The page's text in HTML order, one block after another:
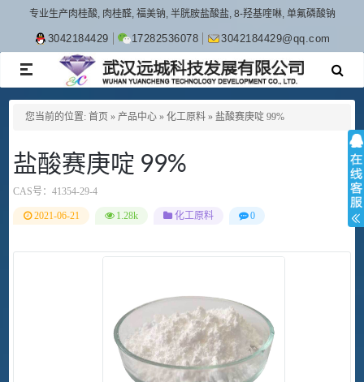
专业生产肉桂酸, 肉桂醛, 福美钠, 半胱胺盐酸盐, 8-羟基喹啉, 单氟磷酸钠
3042184429 17282536078 3042184429@qq.com
TOGGLE
NAVIGATION
您当前的位置: 首页 » 产品中心 » 化工原料 » 盐酸赛庚啶 99%
盐酸赛庚啶 99%
CAS号： 41354-29-4
2021-06-21 1.28k 化工原料 0